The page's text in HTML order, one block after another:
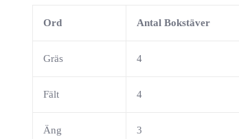
Ord Antal Bokstäver
Gräs 4
Fält 4
Äng 3